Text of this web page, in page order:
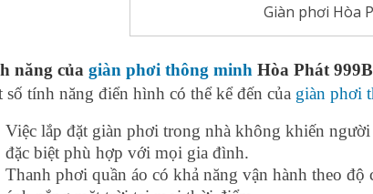
Giàn phơi Hòa
năng củagiàn phơi thông minh Hòa Phát 999B
số tính năng điển hình có thể kể đến của giàn phơi
Việc lắp đặt giàn phơi trong nhà không khiến
đặc biệt phù hợp với mọi gia đình.
Thanh phơi quần áo có khả năng vận hành theo